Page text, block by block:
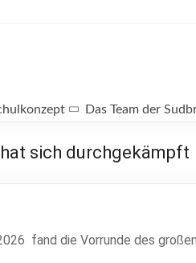
Das Team der
sich durchgekämpft
fand die Vorrunde des